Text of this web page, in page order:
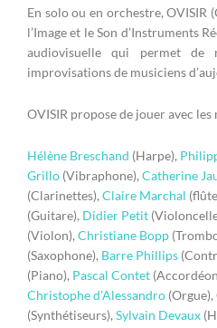
En solo ou en orchestre,
l’Image et le Son d’Instruments
audiovisuelle qui permet de
improvisations de musiciens
OVISIR propose de jouer avec les
Hélène Breschand (Harpe),
Grillo (Vibraphone), Catherine
(Clarinettes), Claire Marchal
(Guitare), Didier Petit
(Violon), Christiane Bopp
(Saxophone), Barre Phillips
(Piano), Pascal Contet
Christophe d’Alessandro
(Synthétiseurs), Sylvain Devaux